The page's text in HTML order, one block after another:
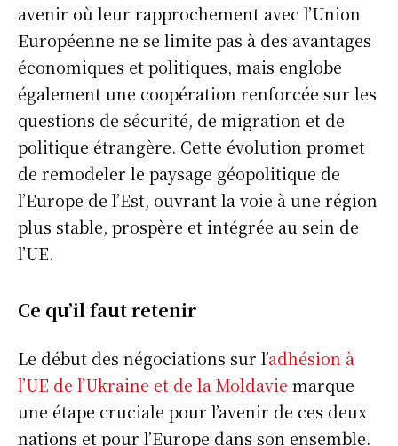
avenir où leur rapprochement avec l’Union
Européenne ne se limite pas à des avantages
économiques et politiques, mais englobe
également une coopération renforcée sur les
questions de sécurité, de migration et de
politique étrangère. Cette évolution promet
de remodeler le paysage géopolitique de
l’Europe de l’Est, ouvrant la voie à une région
plus stable, prospère et intégrée au sein de
l’UE.
Ce qu’il faut retenir
Le début des négociations sur l’adhésion à
l’UE de l’Ukraine et de la Moldavie marque
une étape cruciale pour l’avenir de ces deux
nations et pour l’Europe dans son ensemble.